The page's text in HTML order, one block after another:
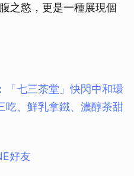
之慾，更是一種展現個
「七三茶堂」快閃中和環
吃、鮮乳拿鐵、濃醇茶甜
好友